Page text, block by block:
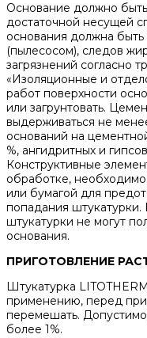
Основание должно
достаточной несущей
основания должна
(пылесосом), следов
загрязнений согласно
«Изоляционные и
работ поверхности
или загрунтовать.
выдерживаться не
оснований на
%, ангидритных и
Конструктивные
обработке,
или бумагой для
попадания
штукатурки не могут
основания.
ПРИГОТОВЛЕНИЕ
Штукатурка
применению, перед
перемешать.
более 1%.